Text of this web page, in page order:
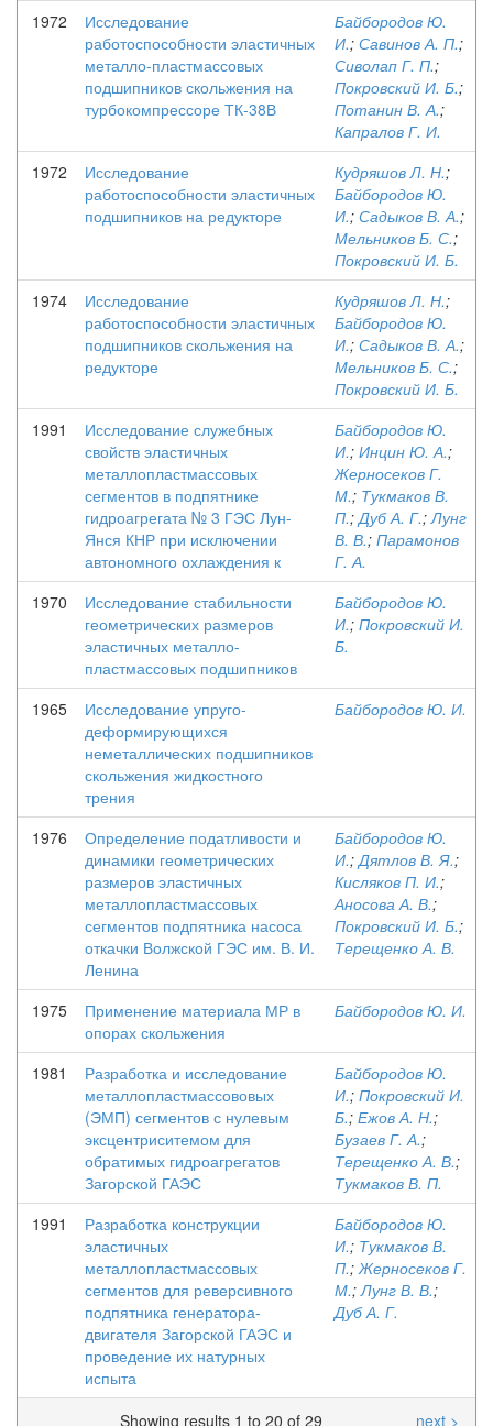
1972
Исследование
работоспособности эластичных
металло-пластмассовых
подшипников скольжения на
турбокомпрессоре ТК-38В
Байбородов Ю.
И.; Савинов А. П.;
Сиволап Г. П.;
Покровский И. Б.;
Потанин В. А.;
Капралов Г. И.
1972
Исследование
работоспособности эластичных
подшипников на редукторе
Кудряшов Л. Н.;
Байбородов Ю.
И.; Садыков В. А.;
Мельников Б. С.;
Покровский И. Б.
1974
Исследование
работоспособности эластичных
подшипников скольжения на
редукторе
Кудряшов Л. Н.;
Байбородов Ю.
И.; Садыков В. А.;
Мельников Б. С.;
Покровский И. Б.
1991
Исследование служебных
свойств эластичных
металлопластмассовых
сегментов в подпятнике
гидроагрегата № 3 ГЭС Лун-
Янся КНР при исключении
автономного охлаждения к
Байбородов Ю.
И.; Инцин Ю. А.;
Жерносеков Г.
М.; Тукмаков В.
П.;Дуб А. Г.;Лунг
В. В.; Парамонов
Г. А.
1970
Исследование стабильности
геометрических размеров
эластичных металло-
пластмассовых подшипников
Байбородов Ю.
И.; Покровский И.
Б.
1965
Исследование упруго-
деформирующихся
неметаллических подшипников
скольжения жидкостного
трения
Байбородов Ю. И.
1976
Определение податливости и
динамики геометрических
размеров эластичных
металлопластмассовых
сегментов подпятника насоса
откачки Волжской ГЭС им. В. И.
Ленина
Байбородов Ю.
И.;Дятлов В. Я.;
Кисляков П. И.;
Аносова А. В.;
Покровский И. Б.;
Терещенко А. В.
1975
Применение материала МР в
опорах скольжения
Байбородов Ю. И.
1981
Разработка и исследование
металлопластмассововых
(ЭМП) сегментов с нулевым
эксцентриситемом для
обратимых гидроагрегатов
Загорской ГАЭС
Байбородов Ю.
И.; Покровский И.
Б.; Ежов А. Н.;
Бузаев Г. А.;
Терещенко А. В.;
Тукмаков В. П.
1991
Разработка конструкции
эластичных
металлопластмассовых
сегментов для реверсивного
подпятника генератора-
двигателя Загорской ГАЭС и
проведение их натурных
испыта
Байбородов Ю.
И.; Тукмаков В.
П.;Жерносеков Г.
М.;Лунг В. В.;
Дуб А. Г.
Showing results 1 to 20 of 29 next >